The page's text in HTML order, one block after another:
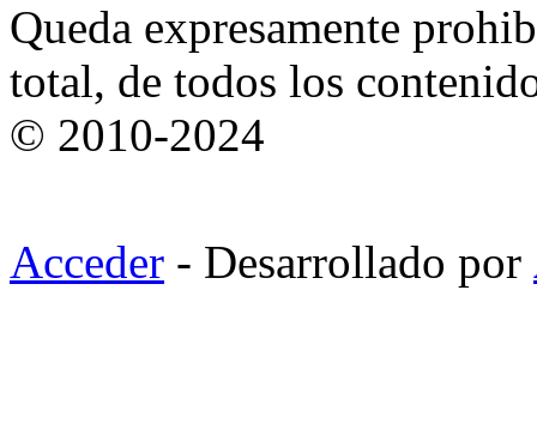
Queda expresamente
total, de todos los
© 2010-2024
Acceder - Desarrollado por